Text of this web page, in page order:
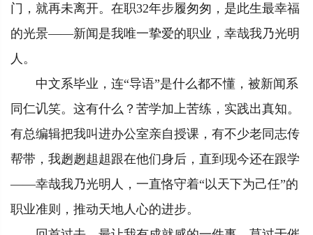
门，就再未离开。在职32年步履匆匆，是此生最幸福
的光景——新闻是我唯一挚爱的职业，幸哉我乃光明
人。
中文系毕业，连“导语”是什么都不懂，被新闻系
同仁讥笑。这有什么？苦学加上苦练，实践出真知。
有总编辑把我叫进办公室亲自授课，有不少老同志传
帮带，我趔趔趄趄跟在他们身后，直到现今还在跟学
——幸哉我乃光明人，一直恪守着“以天下为己任”的
职业准则，推动天地人心的进步。